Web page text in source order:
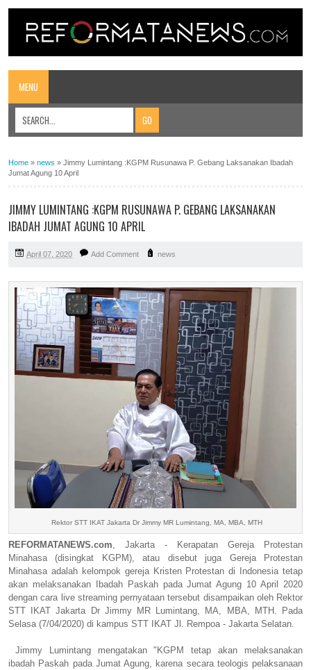
MENU
Home » news » Jimmy Lumintang :KGPM Rusunawa P. Gebang Laksanakan Ibadah
Jumat Agung 10 April
JIMMY LUMINTANG :KGPM RUSUNAWA P. GEBANG LAKSANAKAN
IBADAH JUMAT AGUNG 10 APRIL
April 07, 2020 Add Comment news
Rektor STT IKAT Jakarta Dr Jimmy MR Lumintang, MA, MBA, MTH
REFORMATANEWS.com, Jakarta - Kerapatan Gereja Protestan
Minahasa (disingkat KGPM), atau disebut juga Gereja Protestan
Minahasa adalah kelompok gereja Kristen Protestan di Indonesia tetap
akan melaksanakan Ibadah Paskah pada Jumat Agung 10 April 2020
dengan cara live streaming pernyataan tersebut disampaikan oleh Rektor
STT IKAT Jakarta Dr Jimmy MR Lumintang, MA, MBA, MTH. Pada
Selasa (7/04/2020) di kampus STT IKAT Jl. Rempoa - Jakarta Selatan.
Jimmy Lumintang mengatakan "KGPM tetap akan melaksanakan
ibadah Paskah pada Jumat Agung, karena secara teologis pelaksanaan